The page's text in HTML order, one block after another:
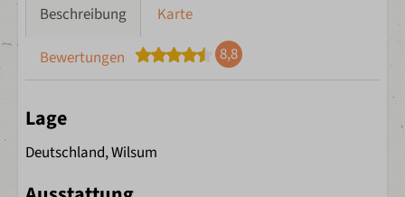
Beschreibung
Karte
Bewertungen
8,8
Lage
Deutschland, Wilsum